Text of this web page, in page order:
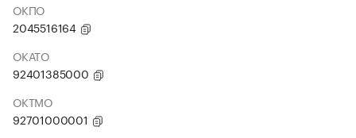
ОКПО
2045516164
ОКАТО
92401385000
ОКТМО
92701000001